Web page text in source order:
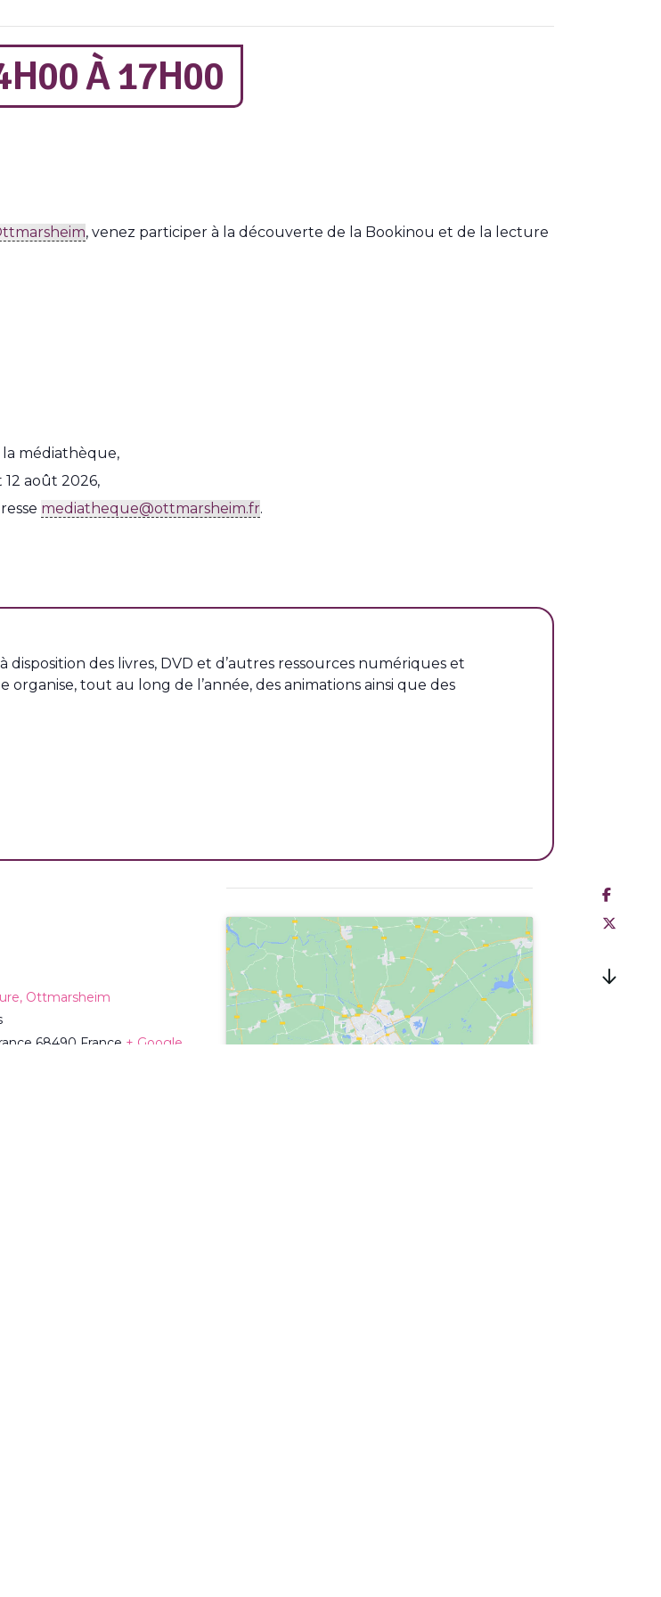
À17H00
, venez participer à la découverte de la Bookinou et de la lecture
la médiathèque,
août 2026,
mediatheque@ottmarsheim.fr.
disposition des livres, DVD et d’autres ressources numériques et
tout au long de l’année, des animations ainsi que des
Ottmarsheim
68490 France + Google